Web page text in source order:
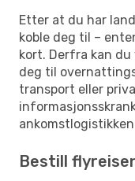
Etter at du har
koble deg til –
kort. Derfra kan du
deg til
transport eller
Bestill